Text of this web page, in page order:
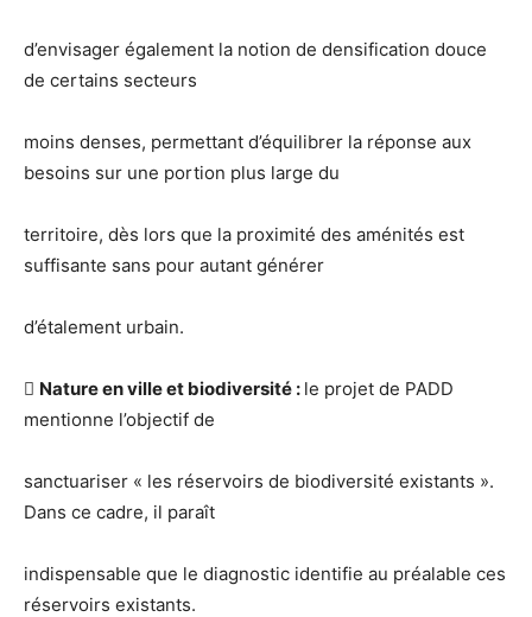
d’envisager également la notion de densification douce
de certains secteurs
moins denses, permettant d’équilibrer la réponse aux
besoins sur une portion plus large du
territoire, dès lors que la proximité des aménités est
suffisante sans pour autant générer
d’étalement urbain.
 Nature en ville et biodiversité : le projet de PADD
mentionne l’objectif de
sanctuariser « les réservoirs de biodiversité existants ».
Dans ce cadre, il paraît
indispensable que le diagnostic identifie au préalable ces
réservoirs existants.